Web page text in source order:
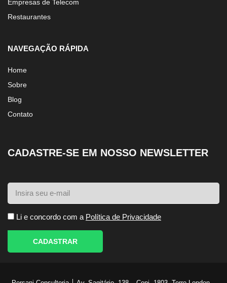
Empresas de Telecom
Restaurantes
NAVEGAÇÃO RÁPIDA
Home
Sobre
Blog
Contato
CADASTRE-SE EM NOSSO NEWSLETTER
Li e concordo com a Política de Privacidade
CADASTRAR